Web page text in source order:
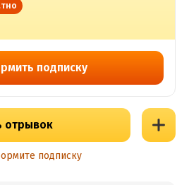
подписку
отрывок
подписку